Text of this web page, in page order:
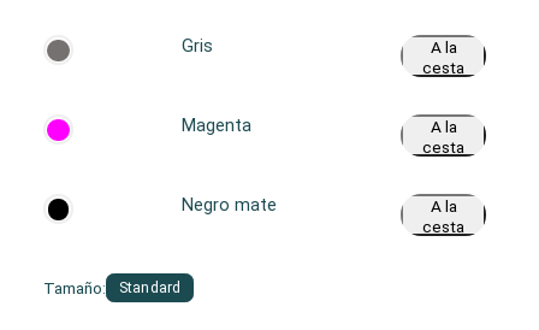
Tamaño: Standard
Gris
A la
cesta
Magenta
A la
cesta
Negro mate
A la
cesta